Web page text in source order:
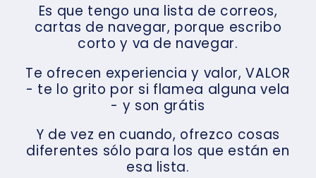
Es que tengo una lista de correos,
cartas de navegar, porque escribo
corto y va de navegar.
Te ofrecen experiencia y valor, VALOR
- te lo grito por si flamea alguna vela
- y son grátis
Y de vez en cuando, ofrezco cosas
diferentes sólo para los que están en
esa lista.